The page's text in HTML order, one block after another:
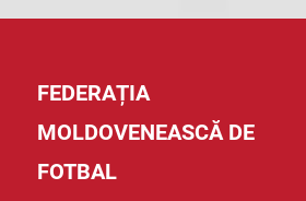
FEDERAȚIA
MOLDOVENEASCĂ DE
FOTBAL